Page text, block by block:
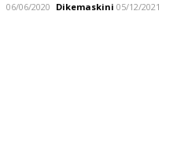
06/06/2020 Dikemaskini 05/12/2021